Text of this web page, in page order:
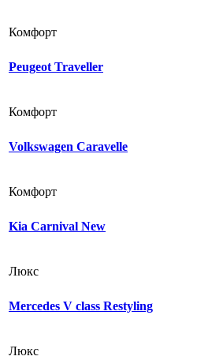
Комфорт
Peugeot Traveller
Комфорт
Volkswagen Caravelle
Комфорт
Kia Carnival New
Люкс
Mercedes V class Restyling
Люкс